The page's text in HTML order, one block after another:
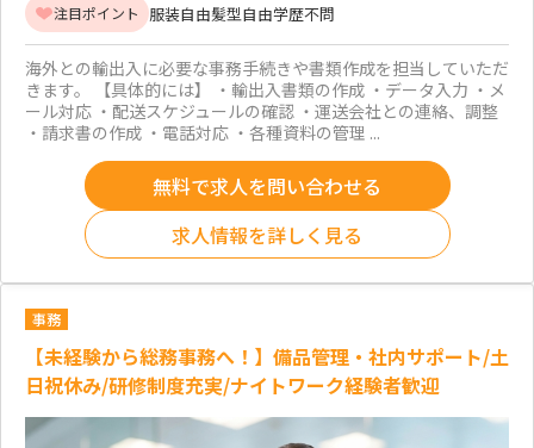
注目ポイント 服装自由髪型自由学歴不問
海外との輸出入に必要な事務手続きや書類作成を担当していただ
きます。 【具体的には】 ・輸出入書類の作成 ・データ入力 ・メ
ール対応 ・配送スケジュールの確認 ・運送会社との連絡、調整
・請求書の作成 ・電話対応 ・各種資料の管理 ...
無料で求人を問い合わせる
求人情報を詳しく見る
事務
【未経験から総務事務へ！】備品管理・社内サポート/土
日祝休み/研修制度充実/ナイトワーク経験者歓迎